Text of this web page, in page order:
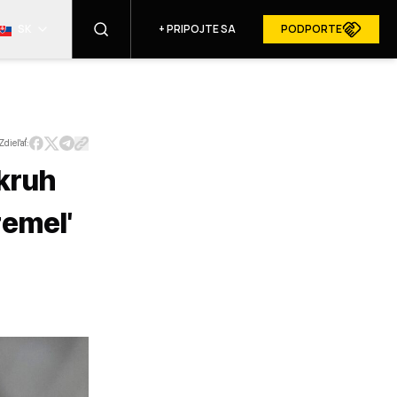
+PRIPOJTE SA PODPORTE
Zdieľať: